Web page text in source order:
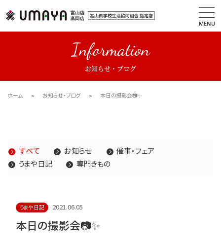
MENU
Information
お知らせ・ブログ
ホーム お知らせ・ブログ 本日の撮影会📷✨
すべて お知らせ
催事・フェア
うまや日記
専門きもの
うまや日記 2021.06.05
本日の撮影会📷✨